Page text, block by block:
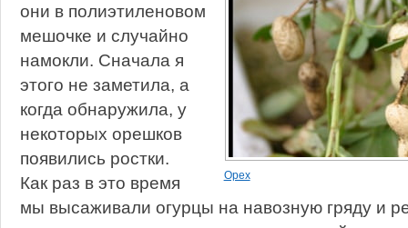
Орех
они в полиэтиленовом
мешочке и случайно
намокли. Сначала я
этого не заметила, а
когда обнаружила, у
некоторых орешков
появились ростки.
Как раз в это время
мы высаживали огурцы на навозную гряду и